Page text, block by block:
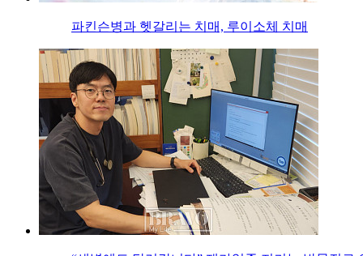
파킨슨병과 헷갈리는 치매, 루이소체 치매